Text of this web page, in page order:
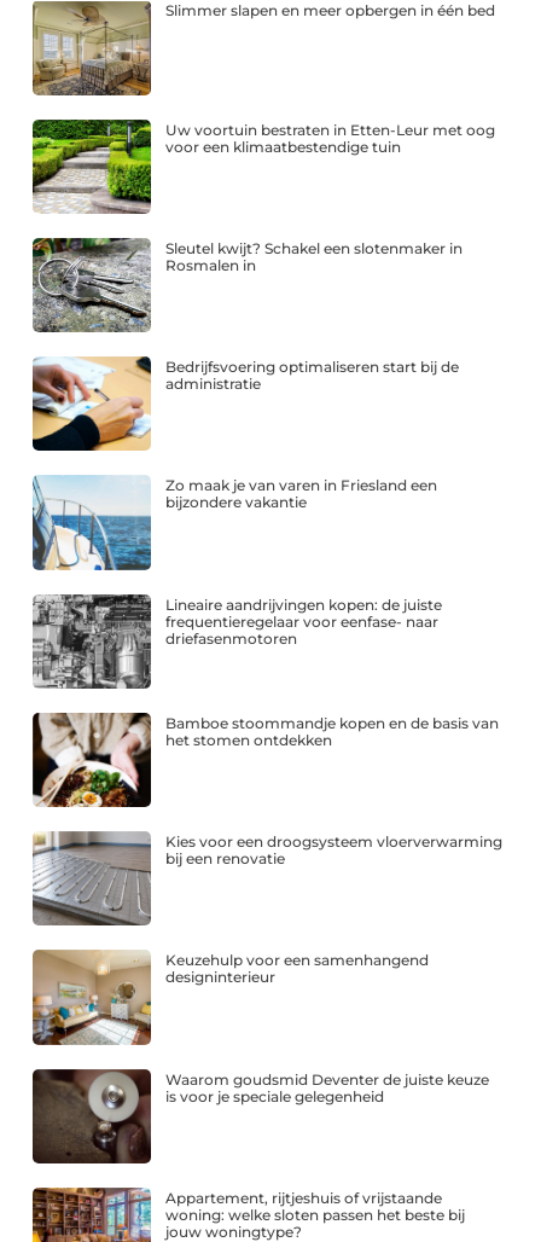
Slimmer slapen en meer opbergen in één bed
Uw voortuin bestraten in Etten-Leur met oog
voor een klimaatbestendige tuin
Sleutel kwijt? Schakel een slotenmaker in
Rosmalen in
Bedrijfsvoering optimaliseren start bij de
administratie
Zo maak je van varen in Friesland een
bijzondere vakantie
Lineaire aandrijvingen kopen: de juiste
frequentieregelaar voor eenfase- naar
driefasenmotoren
Bamboe stoommandje kopen en de basis van
het stomen ontdekken
Kies voor een droogsysteem vloerverwarming
bij een renovatie
Keuzehulp voor een samenhangend
designinterieur
Waarom goudsmid Deventer de juiste keuze
is voor je speciale gelegenheid
Appartement, rijtjeshuis of vrijstaande
woning: welke sloten passen het beste bij
jouw woningtype?